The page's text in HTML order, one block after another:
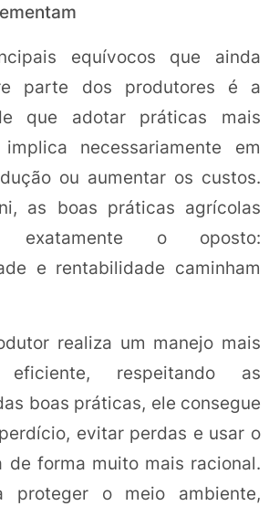
equívocos que ainda
parte dos produtores é a
que adotar práticas mais
necessariamente em
ou aumentar os custos.
as boas práticas agrícolas
exatamente o oposto:
e rentabilidade caminham
realiza um manejo mais
respeitando as
boas práticas, ele consegue
evitar perdas e usar o
de forma muito mais racional.
proteger o meio ambiente,